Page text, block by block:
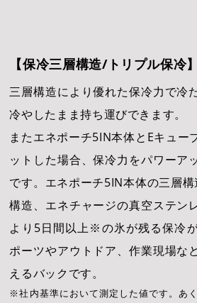
【保冷三層構造/トリプル保冷】
三層構造により優れた保冷力で冷
冷やしたまま持ち運びできます。
またエネポーチ5IN本体とEキュー
ットした場合、保冷力をパワーア
です。エネポーチ5IN本体の三層
構造、エネチャージの真空ステン
より5日間以上※の氷が残る保冷
ポーツやアウトドア、作業現場な
えるバックです。
※社内基準において測定した値です。あ